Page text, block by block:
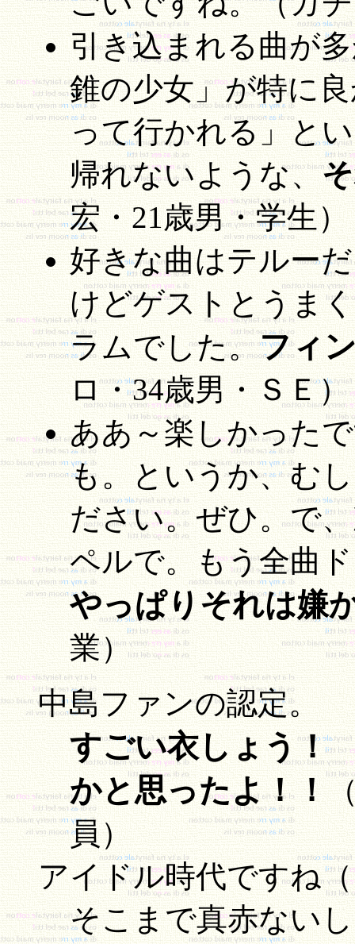
引き込まれる曲が
錐の少女」が特に
って行かれる」と
帰れないような、
宏・21歳男・学生）
好きな曲はテルー
けどゲストとうま
ラムでした。フィ
ロ・34歳男・ＳＥ）
ああ～楽しかった
も。というか、む
ださい。ぜひ。で
ペルで。もう全曲
やっぱりそれは嫌
業）
中島ファンの認定。
すごい衣しょう！
かと思ったよ！！
員）
アイドル時代ですね
そこまで真赤ない